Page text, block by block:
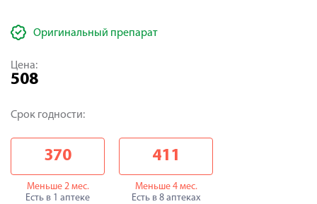
Оригинальный препарат
Цена:
508
Срок годности:
370
Меньше 2 мес.
Есть в 1 аптеке
411
Меньше 4 мес.
Есть в 8 аптеках